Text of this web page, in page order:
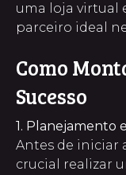
uma loja virtual
parceiro ideal
Como
Sucesso
1. Planejamento
Antes de iniciar
crucial realizar